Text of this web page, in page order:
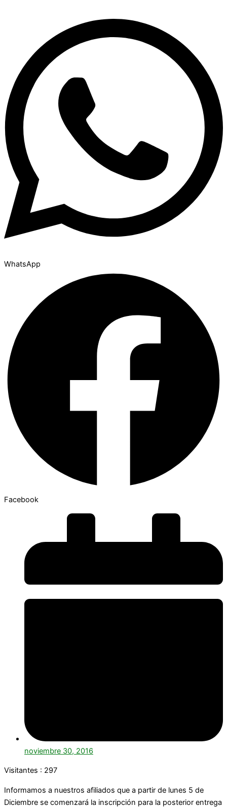
WhatsApp
Facebook
noviembre 30, 2016
Visitantes : 297
Informamos a nuestros afiliados que a partir de lunes 5 de
Diciembre se comenzará la inscripción para la posterior entrega